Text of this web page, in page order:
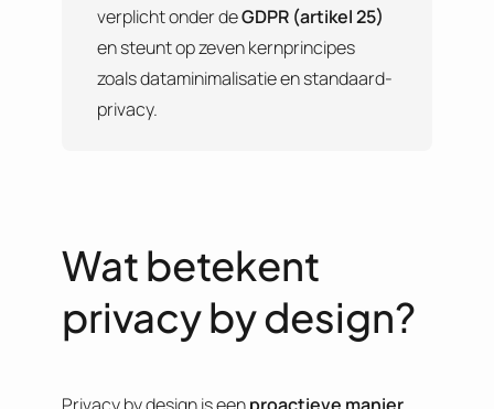
verplicht onder deGDPR (artikel 25)
en steunt op zeven kernprincipes
zoals dataminimalisatie en standaard-
privacy.
Wat betekent
privacy by design?